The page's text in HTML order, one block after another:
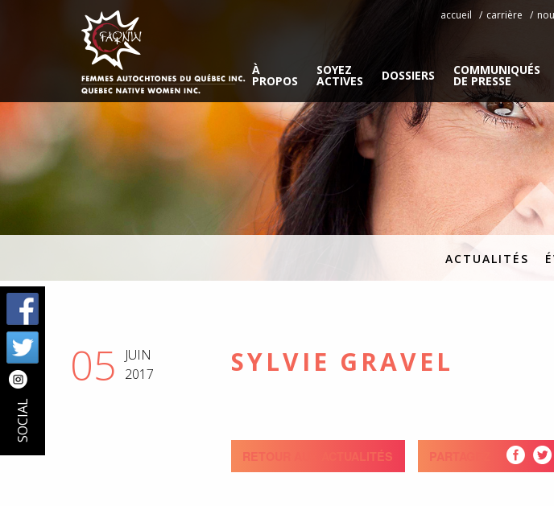
accueil carrière
À
PROPOS
SOYEZ
ACTIVES DOSSIERS COMMUNIQUÉS
DE PRESSE
SOCIAL
ACTUALITÉS
05
JUIN
2017
SYLVIE GRAVEL
RETOUR AUX ACTUALITÉS PARTAGEZ